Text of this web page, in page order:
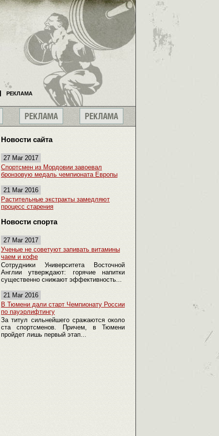
Новости сайта
27 Mar 2017
Спортсмен из Мордовии завоевал
бронзовую медаль чемпионата Европы
21 Mar 2016
Растительные экстракты замедляют
процесс старения
Новости спорта
27 Mar 2017
Ученые не советуют запивать витамины
чаем и кофе
Сотрудники Университета Восточной
Англии утверждают: горячие напитки
существенно снижают эффективность...
21 Mar 2016
В Тюмени дали старт Чемпионату России
по пауэрлифтингу
За титул сильнейшего сражаются около
ста спортсменов. Причем, в Тюмени
пройдет лишь первый этап...
РЕКЛАМА